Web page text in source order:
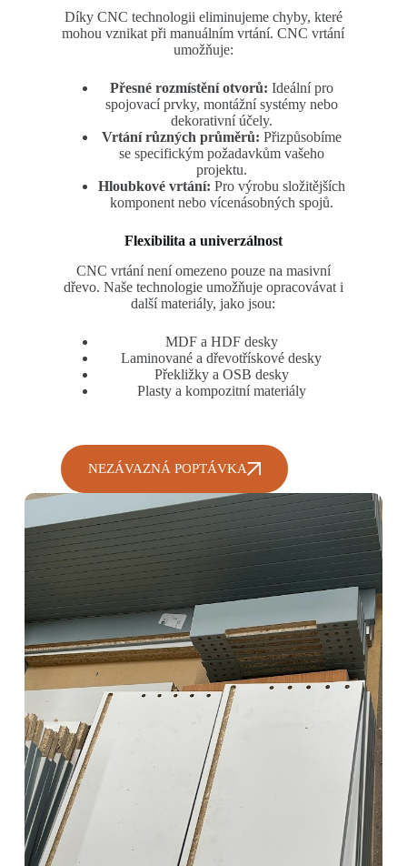
Díky CNC technologii eliminujeme chyby, které
mohou vznikat při manuálním vrtání. CNC vrtání
umožňuje:
Přesné rozmístění otvorů: Ideální pro
spojovací prvky, montážní systémy nebo
dekorativní účely.
Vrtání různých průměrů: Přizpůsobíme
se specifickým požadavkům vašeho
projektu.
Hloubkové vrtání: Pro výrobu složitějších
komponent nebo vícenásobných spojů.
Flexibilita a univerzálnost
CNC vrtání není omezeno pouze na masivní
dřevo. Naše technologie umožňuje opracovávat i
další materiály, jako jsou:
MDF a HDF desky
Laminované a dřevotřískové desky
Překližky a OSB desky
Plasty a kompozitní materiály
NEZÁVAZNÁ POPTÁVKA